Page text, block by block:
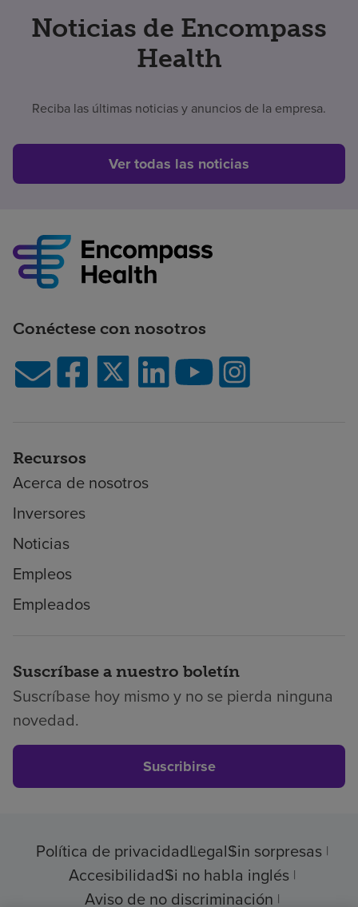
Noticias de Encompass
Health
Reciba las últimas noticias y anuncios de la empresa.
Ver todas las noticias
Conéctese con nosotros
Recursos
Acerca de nosotros
Inversores
Noticias
Empleos
Empleados
Suscríbase a nuestro boletín
Suscríbase hoy mismo y no se pierda ninguna
novedad.
Suscribirse
Política de privacidadLegalSin sorpresas
AccesibilidadSi no habla inglés
Aviso de no discriminación